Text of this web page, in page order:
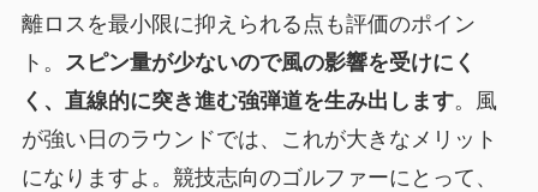
離ロスを最小限に抑えられる点も評価のポイン
ト。 スピン量が少ないので風の影響を受けにく
く、直線的に突き進む強弾道を生み出します。風
が強い日のラウンドでは、これが大きなメリット
になりますよ。競技志向のゴルファーにとって、